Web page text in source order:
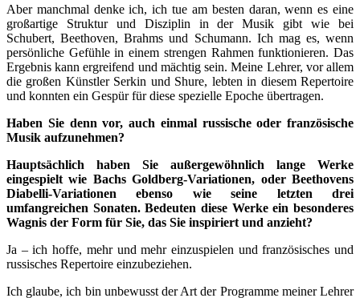
Aber manchmal denke ich, ich tue am besten daran, wenn es eine
großartige Struktur und Disziplin in der Musik gibt wie bei
Schubert, Beethoven, Brahms und Schumann. Ich mag es, wenn
persönliche Gefühle in einem strengen Rahmen funktionieren. Das
Ergebnis kann ergreifend und mächtig sein. Meine Lehrer, vor allem
die großen Künstler Serkin und Shure, lebten in diesem Repertoire
und konnten ein Gespür für diese spezielle Epoche übertragen.
Haben Sie denn vor, auch einmal russische oder französische
Musik aufzunehmen?
Hauptsächlich haben Sie außergewöhnlich lange Werke
eingespielt wie Bachs Goldberg-Variationen, oder Beethovens
Diabelli-Variationen ebenso wie seine letzten drei
umfangreichen Sonaten. Bedeuten diese Werke ein besonderes
Wagnis der Form für Sie, das Sie inspiriert und anzieht?
Ja – ich hoffe, mehr und mehr einzuspielen und französisches und
russisches Repertoire einzubeziehen.
Ich glaube, ich bin unbewusst der Art der Programme meiner Lehrer